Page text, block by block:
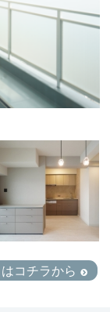
コチラから